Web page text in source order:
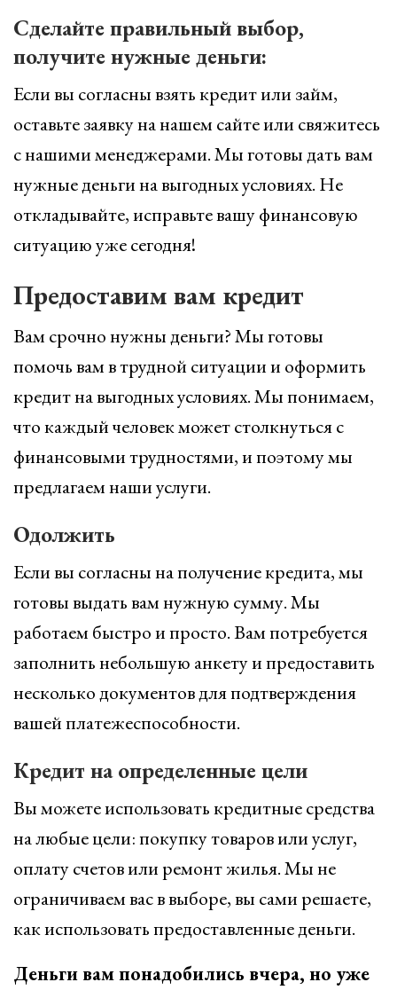
Сделайте правильный выбор,
получите нужные деньги:
Если вы согласны взять кредит или займ,
оставьте заявку на нашем сайте или свяжитесь
с нашими менеджерами. Мы готовы дать вам
нужные деньги на выгодных условиях. Не
откладывайте, исправьте вашу финансовую
ситуацию уже сегодня!
Предоставим вам кредит
Вам срочно нужны деньги? Мы готовы
помочь вам в трудной ситуации и оформить
кредит на выгодных условиях. Мы понимаем,
что каждый человек может столкнуться с
финансовыми трудностями, и поэтому мы
предлагаем наши услуги.
Одолжить
Если вы согласны на получение кредита, мы
готовы выдать вам нужную сумму. Мы
работаем быстро и просто. Вам потребуется
заполнить небольшую анкету и предоставить
несколько документов для подтверждения
вашей платежеспособности.
Кредит на определенные цели
Вы можете использовать кредитные средства
на любые цели: покупку товаров или услуг,
оплату счетов или ремонт жилья. Мы не
ограничиваем вас в выборе, вы сами решаете,
как использовать предоставленные деньги.
Деньги вам понадобились вчера, но уже